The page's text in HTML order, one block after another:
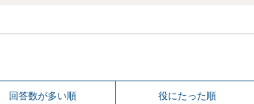
回答数が多い順 役にたった順